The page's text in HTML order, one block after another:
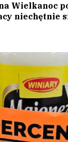
Wielkanoc
niechętnie